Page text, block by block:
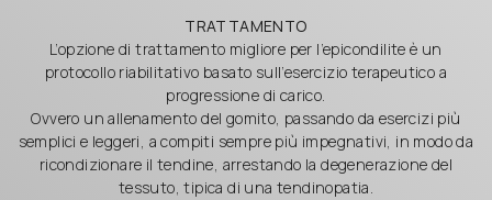
TRATTAMENTO
L’opzione di trattamento migliore per l’epicondilite è un
protocollo riabilitativo basato sull’esercizio terapeutico a
progressione di carico.
Ovvero un allenamento del gomito, passando da esercizi più
semplici e leggeri, a compiti sempre più impegnativi, in modo da
ricondizionare il tendine, arrestando la degenerazione del
tessuto, tipica di una tendinopatia.